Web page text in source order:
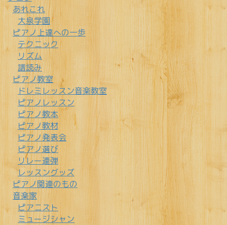
あれこれ
大泉学園
ピアノ上達への一歩
テクニック
リズム
譜読み
ピアノ教室
ドレミレッスン音楽教室
ピアノレッスン
ピアノ教本
ピアノ教材
ピアノ発表会
ピアノ選び
リレー連弾
レッスングッズ
ピアノ関連のもの
音楽家
ピアニスト
ミュージシャン